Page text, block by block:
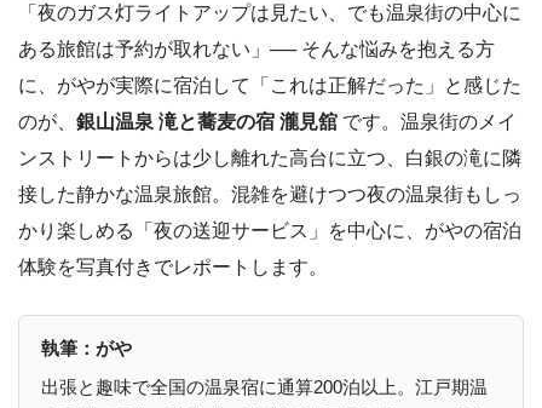
「夜のガス灯ライトアップは見たい、でも温泉街の中心に
ある旅館は予約が取れない」── そんな悩みを抱える方
に、がやが実際に宿泊して「これは正解だった」と感じた
のが、 銀山温泉 滝と蕎麦の宿 瀧見舘 です。温泉街のメイ
ンストリートからは少し離れた高台に立つ、白銀の滝に隣
接した静かな温泉旅館。混雑を避けつつ夜の温泉街もしっ
かり楽しめる「夜の送迎サービス」を中心に、がやの宿泊
体験を写真付きでレポートします。
執筆：がや
出張と趣味で全国の温泉宿に通算200泊以上。江戸期温